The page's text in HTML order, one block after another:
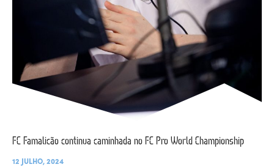
FC Famalicão continua caminhada no FC Pro World Championship
12 JULHO, 2024